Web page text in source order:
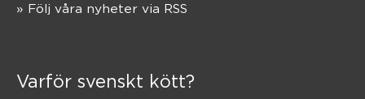
» Följ våra nyheter via RSS
Varför svenskt kött?